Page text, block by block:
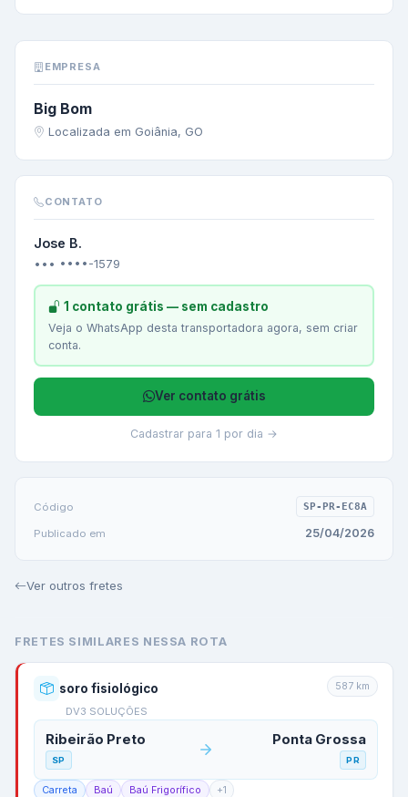
EMPRESA
Big Bom
Localizada em Goiânia, GO
CONTATO
Jose B.
••• ••••-1579
1 contato grátis — sem cadastro
Veja o WhatsApp desta transportadora agora, sem criar
conta.
Ver contato grátis
Cadastrar para 1 por dia →
Código SP-PR-EC8A
Publicado em 25/04/2026
Ver outros fretes
FRETES SIMILARES NESSA ROTA
soro fisiológico
DV3 SOLUÇÕES
587 km
Ribeirão Preto
SP
Ponta Grossa
PR
Carreta Baú Baú Frigorífico +1